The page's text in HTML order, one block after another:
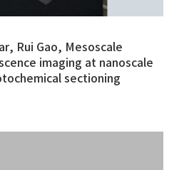
Rui Gao, Mesoscale
imaging at nanoscale
sectioning